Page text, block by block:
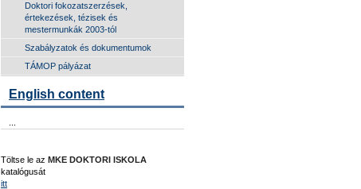
Doktori fokozatszerzések,
értekezések, tézisek és
mestermunkák 2003-tól
Szabályzatok és dokumentumok
TÁMOP pályázat
English content
Töltse le az MKE DOKTORI ISKOLA
katalógusát
itt